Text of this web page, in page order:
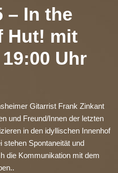
– In the
Hut! mit
Uhr
Gitarrist Frank Zinkant
und Freund/Innen der letzten
in den idyllischen Innenhof
Spontaneität und
die Kommunikation mit dem